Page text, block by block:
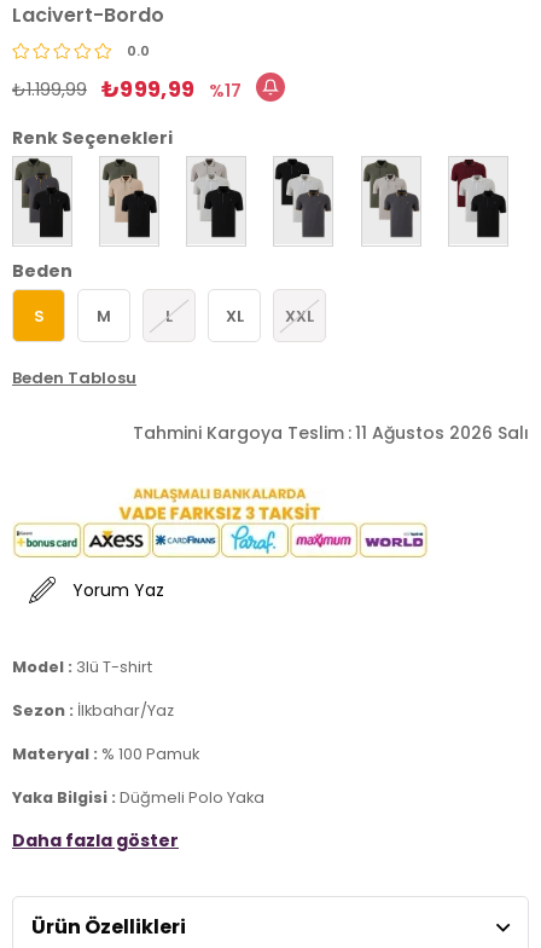
Lacivert-Bordo
0.0
₺1.199,99 ₺999,99
17
Renk Seçenekleri
Beden
S M L XL XXL
Beden Tablosu
Tahmini Kargoya Teslim :11 Ağustos 2026 Salı
Yorum Yaz
Model : 3lü T-shirt
Sezon : İlkbahar/Yaz
Materyal : % 100 Pamuk
Yaka Bilgisi : Düğmeli Polo Yaka
Kol Bilgisi :Kısa Kol
Üretim Yeri :Türkiye
Daha fazla göster
Ürün Özellikleri